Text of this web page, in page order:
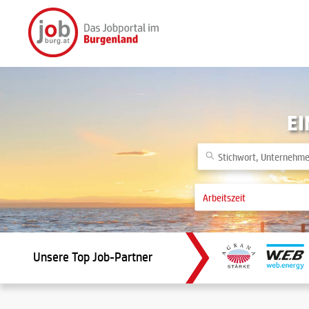
Unsere Top Job-Partner